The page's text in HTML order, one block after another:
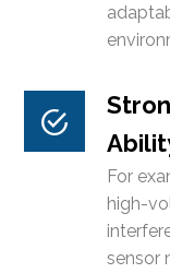
For
high-
sensor